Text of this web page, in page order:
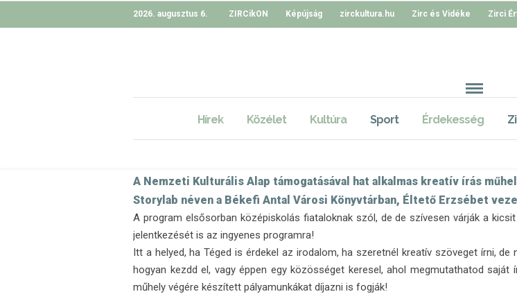
2026. augusztus 6. ZIRCikON Képújság zirckultura.hu Zirc és Vidéke Zirci
Hírek Közélet Kultúra Sport Érdekesség
StoryLab – kreatív írás műhely
Porkoláb Petra PUBLIKÁLVA: 2025-10-10
A Nemzeti Kulturális Alap támogatásával hat alkalmas kreatív írás
Storylab néven a Békefi Antal Városi Könyvtárban, Éltető Erzsébet
A program elsősorban középiskolás fiataloknak szól, de de szívesen várják a
jelentkezését is az ingyenes programra!
Itt a helyed, ha Téged is érdekel az irodalom, ha szeretnél kreatív szöveget írni, de
hogyan kezdd el, vagy éppen egy közösséget keresel, ahol megmutathatod saját
műhely végére készített pályamunkákat díjazni is fogják!